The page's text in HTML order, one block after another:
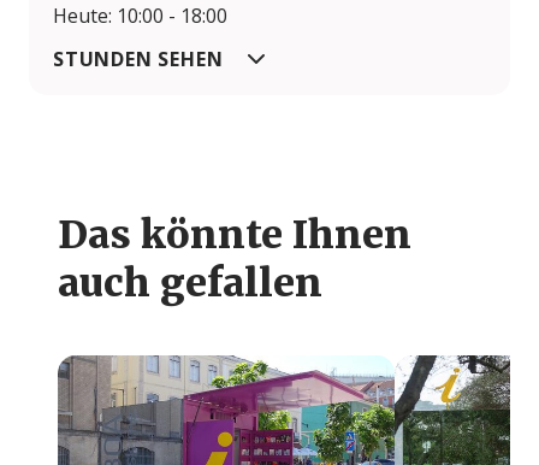
Heute: 10:00 - 18:00
STUNDEN SEHEN
Das könnte Ihnen
auch gefallen